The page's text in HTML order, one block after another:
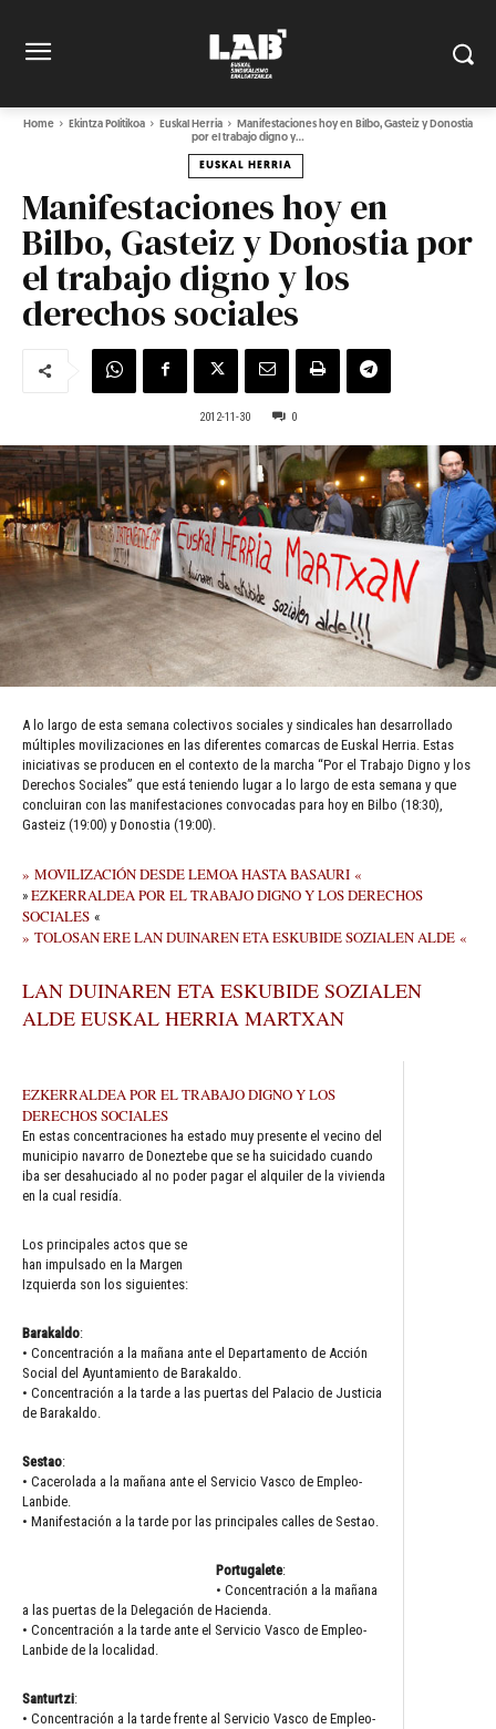
Home Ekintza Politikoa Euskal Herria
Manifestaciones hoy en Bilbo, Gasteiz y Donostia
por el trabajo digno y...
EUSKAL HERRIA
Manifestaciones hoy en
Bilbo, Gasteiz y Donostia por
el trabajo digno y los
derechos sociales
2012-11-30 0
A lo largo de esta semana colectivos sociales y sindicales han desarrollado
múltiples movilizaciones en las diferentes comarcas de Euskal Herria. Estas
iniciativas se producen en el contexto de la marcha “Por el Trabajo Digno y los
Derechos Sociales” que está teniendo lugar a lo largo de esta semana y que
concluiran con las manifestaciones convocadas para hoy en Bilbo (18:30),
Gasteiz (19:00) y Donostia (19:00).
» MOVILIZACIÓN DESDE LEMOA HASTA BASAURI «
» EZKERRALDEA POR EL TRABAJO DIGNO Y LOS DERECHOS
SOCIALES «
» TOLOSAN ERE LAN DUINAREN ETA ESKUBIDE SOZIALEN ALDE «
LAN DUINAREN ETA ESKUBIDE SOZIALEN
ALDE EUSKAL HERRIA MARTXAN
EZKERRALDEA POR EL TRABAJO DIGNO Y LOS
DERECHOS SOCIALES
En estas concentraciones ha estado muy presente el vecino del
municipio navarro de Doneztebe que se ha suicidado cuando
iba ser desahuciado al no poder pagar el alquiler de la vivienda
en la cual residía.
Los principales actos que se
han impulsado en la Margen
Izquierda son los siguientes:
Barakaldo:
• Concentración a la mañana ante el Departamento de Acción
Social del Ayuntamiento de Barakaldo.
• Concentración a la tarde a las puertas del Palacio de Justicia
de Barakaldo.
Sestao:
• Cacerolada a la mañana ante el Servicio Vasco de Empleo-
Lanbide.
• Manifestación a la tarde por las principales calles de Sestao.
Portugalete:
• Concentración a la mañana
a las puertas de la Delegación de Hacienda.
• Concentración a la tarde ante el Servicio Vasco de Empleo-
Lanbide de la localidad.
Santurtzi:
• Concentración a la tarde frente al Servicio Vasco de Empleo-